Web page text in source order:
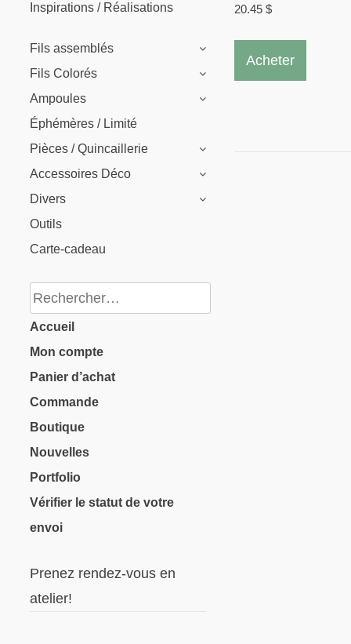
Inspirations / Réalisations
Fils assemblés
Fils Colorés
Ampoules
Éphémères / Limité
Pièces / Quincaillerie
Accessoires Déco
Divers
Outils
Carte-cadeau
Rechercher :
Accueil
Mon compte
Panier d’achat
Commande
Boutique
Nouvelles
Portfolio
Vérifier le statut de votre
envoi
Prenez rendez-vous en
atelier!
20.45 $
Acheter
Ce